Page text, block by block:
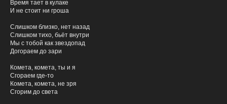
Время тает в кулаке
И не стоит ни гроша
Слишком близко, нет назад
Слишком тихо, бьёт внутри
Мы с тобой как звездопад
Догораем до зари
Комета, комета, ты и я
Сгораем где-то
Комета, комета, не зря
Сгорим до света